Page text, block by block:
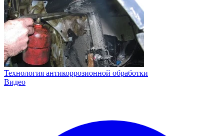
Технология антикоррозионной обработки
Видео